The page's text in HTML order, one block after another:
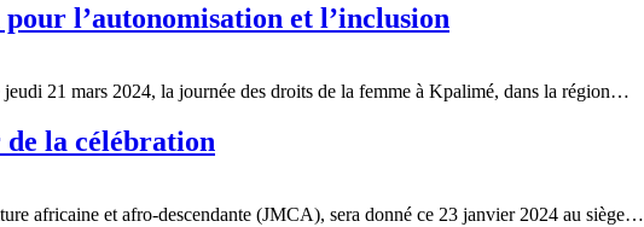
l’autonomisation et l’inclusion
21 mars 2024, la journée des droits de la femme à Kpalimé, dans la région…
la célébration
africaine et afro-descendante (JMCA), sera donné ce 23 janvier 2024 au siège…